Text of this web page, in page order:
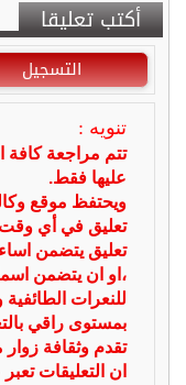
أكتب تعليقا
التسجيل
تنويه :
تتم مراجعة كافة
عليها فقط.
ويحتفظ موقع
تعليق في أي
تعليق يتضمن
،او ان يتضمن
للنعرات الطائفية
بمستوى راقي
تقدم وثقافة زوار
ان التعليقات